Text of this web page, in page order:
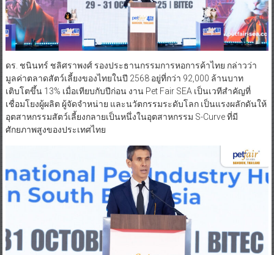
ดร. ชนินทร์ ชลิศราพงศ์ รองประธานกรรมการหอการค้าไทย กล่าวว่า
มูลค่าตลาดสัตว์เลี้ยงของไทยในปี 2568 อยู่ที่กว่า 92,000 ล้านบาท
เติบโตขึ้น 13% เมื่อเทียบกับปีก่อน งาน Pet Fair SEA เป็นเวทีสำคัญที่
เชื่อมโยงผู้ผลิต ผู้จัดจำหน่าย และนวัตกรรมระดับโลก เป็นแรงผลักดันให้
อุตสาหกรรมสัตว์เลี้ยงกลายเป็นหนึ่งในอุตสาหกรรม S-Curve ที่มี
ศักยภาพสูงของประเทศไทย